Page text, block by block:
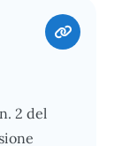
2 del